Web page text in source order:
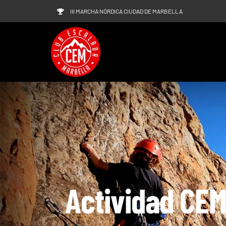
al
III MARCHA NÓRDICA CIUDAD DE MARBELLA
Actividad